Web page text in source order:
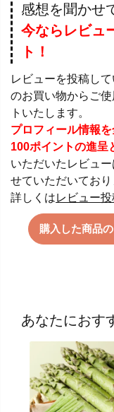
感想を聞かせ
今ならレビュ
ト！
レビューを投稿し
のお買い物からご
トいたします。
プロフィール情報
100ポイントの進呈
いただいたレビュ
せていただいており
詳しくはレビュー
購入した商品
あなたにおす